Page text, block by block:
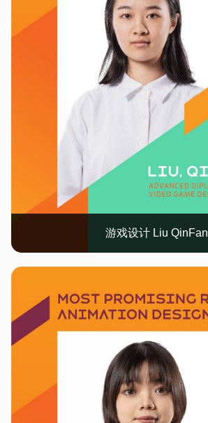
游戏设计 Liu QinFan